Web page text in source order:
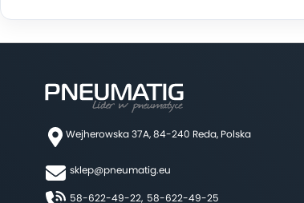
Wejherowska 37A, 84-240 Reda, Polska
sklep@pneumatig.eu
58-622-49-22, 58-622-49-25